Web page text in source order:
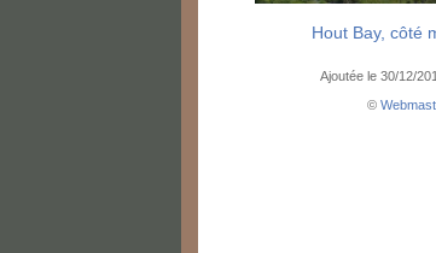
Hout Bay, côté
Ajoutée le 30/12/
©